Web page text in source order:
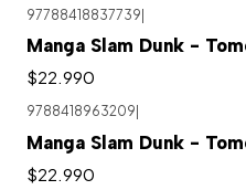
97788418837739
Manga Slam Dunk -
$22.990
9788418963209
Manga Slam Dunk -
$22.990